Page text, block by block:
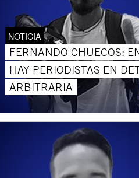
NOTICIA
FERNANDO CHUECOS:
HAY PERIODISTAS EN
ARBITRARIA